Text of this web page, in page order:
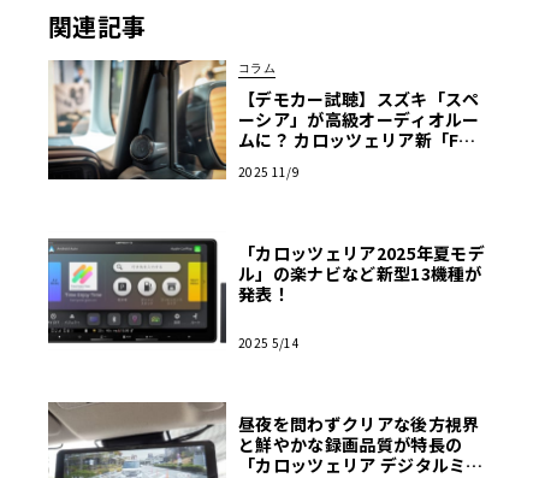
関連記事
コラム
【デモカー試聴】スズキ「スペ
ーシア」が高級オーディオルー
ムに？ カロッツェリア新「Fシ
の芳醇な音世界
2025 11/9
「カロッツェリア2025年夏モデ
ル」の楽ナビなど新型13機種が
発表！
2025 5/14
昼夜を問わずクリアな後方視界
と鮮やかな録画品質が特長の
「カロッツェリア デジタルミラ